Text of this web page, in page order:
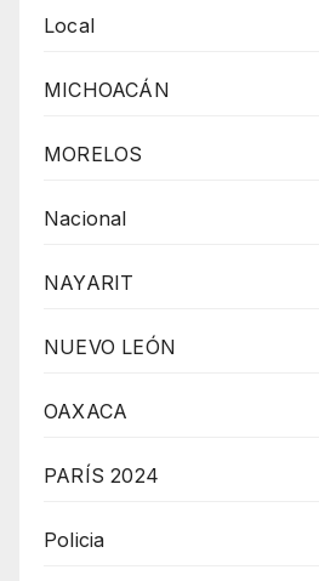
Local
MICHOACÁN
MORELOS
Nacional
NAYARIT
NUEVO LEÓN
OAXACA
PARÍS 2024
Policia